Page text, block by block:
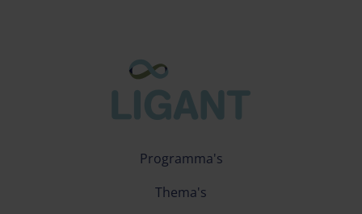
Programma's
Thema's